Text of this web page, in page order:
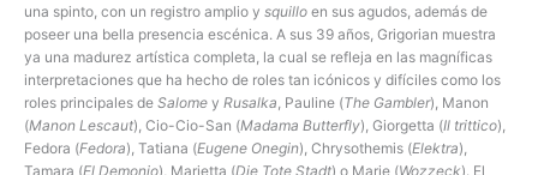
una spinto, con un registro amplio y squillo en sus agudos, además de
poseer una bella presencia escénica. A sus 39 años, Grigorian muestra
ya una madurez artística completa, la cual se refleja en las magníficas
interpretaciones que ha hecho de roles tan icónicos y difíciles como los
roles principales de Salome y Rusalka , Pauline (The Gambler), Manon
(Manon Lescaut), Cio-Cio-San (Madama Butterfly), Giorgetta (Il trittico),
Fedora (Fedora), Tatiana (Eugene Onegin), Chrysothemis (Elektra),
Tamara (El Demonio), Marietta (Die Tote Stadt) o Marie (Wozzeck). El